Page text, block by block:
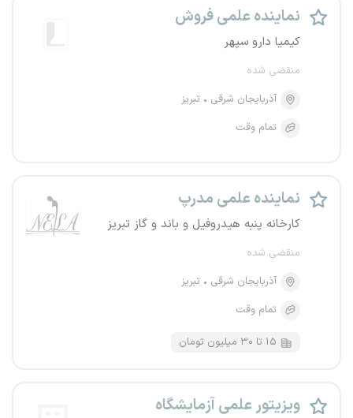
نماینده علمی فروش
کیمیا دارو سپهر
منقضی شده
آذربایجان شرقی
تبریز
تمام وقت
نماینده علمی مدرپ
کارخانه پنبه هیدروفیل و باند و گاز تبریز
منقضی شده
آذربایجان شرقی
تبریز
تمام وقت
۱۵ تا ۳۰ میلیون تومان
ویزیتور علمی آزمایشگاه